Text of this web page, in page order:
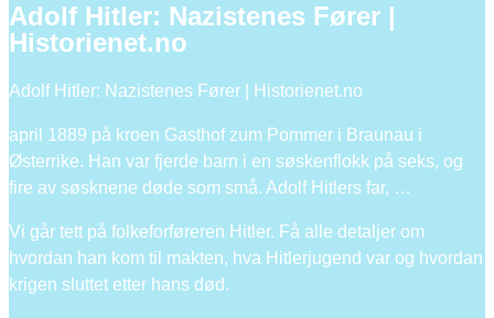
Adolf Hitler: Nazistenes Fører |
Historienet.no
Adolf Hitler: Nazistenes Fører | Historienet.no
april 1889 på kroen Gasthof zum Pommer i Braunau i
Østerrike. Han var fjerde barn i en søskenflokk på seks, og
fire av søsknene døde som små. Adolf Hitlers far, …
Vi går tett på folkeforføreren Hitler. Få alle detaljer om
hvordan han kom til makten, hva Hitlerjugend var og hvordan
krigen sluttet etter hans død.